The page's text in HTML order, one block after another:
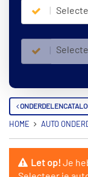
HOME AUTO
Let op!Je